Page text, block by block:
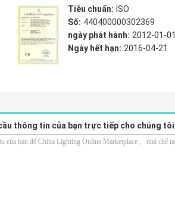
Tiêu chuẩn: ISO
Số: 440400000302369
ngày phát hành: 2012-01-01
Ngày hết hạn: 2016-04-21
thông tin của bạn trực tiếp cho chúng tôi